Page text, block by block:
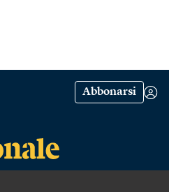
Abbonarsi